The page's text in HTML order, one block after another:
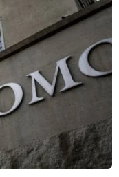
thủy sản, bổ sung
cá trong hồ Dầu
so với thời gian